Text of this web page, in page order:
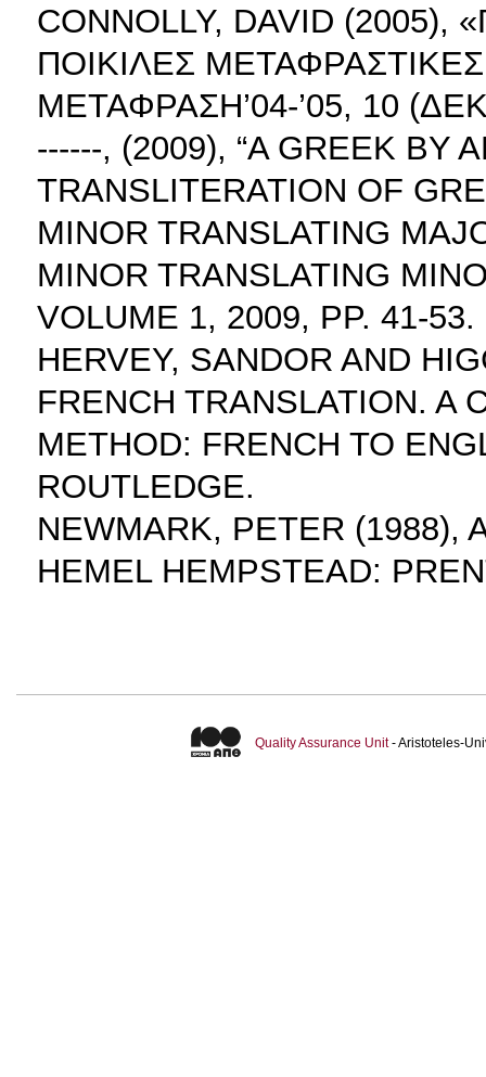
CONNOLLY, DAVID (2005),
ΠΟΙΚΙΛΕΣ
ΜΕΤΑΦΡΑΣΗ’04-’05, 10
------, (2009), “A GREEK BY
TRANSLITERATION OF
MINOR TRANSLATING
MINOR TRANSLATING
VOLUME 1, 2009, PP. 41-53.
HERVEY, SANDOR AND
FRENCH TRANSLATION. A
METHOD: FRENCH TO
ROUTLEDGE.
NEWMARK, PETER (1988),
HEMEL HEMPSTEAD:
Quality Assurance Unit- Aristoteles-